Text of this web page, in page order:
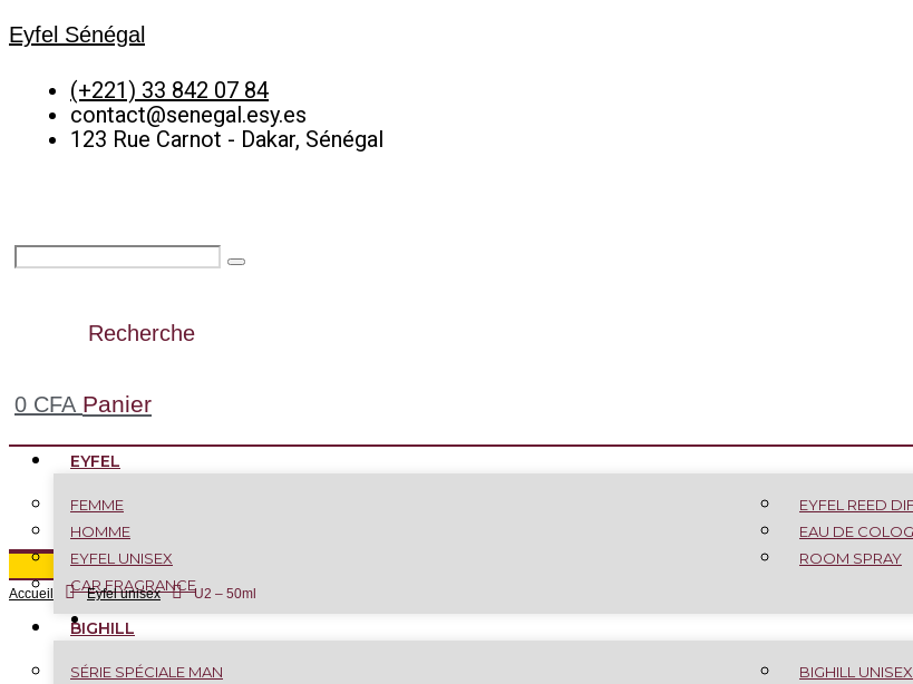
Eyfel Sénégal
(+221) 33 842 07 84
contact@senegal.esy.es
123 Rue Carnot - Dakar, Sénégal
Recherche
0 CFA Panier
EYFEL
FEMME
HOMME
EYFEL UNISEX
CAR FRAGRANCE
EYFEL REED
EAU DE
ROOM SPRAY
BIGHILL
SÉRIE SPÉCIALE MAN
BIGHILL UNISEX
Magal Bou matt ak suñu promo - DU 28 AU 01 AOÛT -
Accueil Eyfel unisex U2 – 50ml